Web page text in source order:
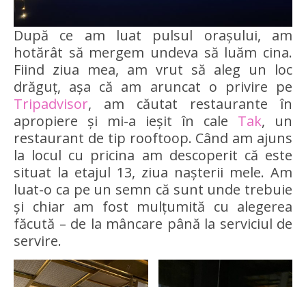
După ce am luat pulsul orașului, am
hotărât să mergem undeva să luăm cina.
Fiind ziua mea, am vrut să aleg un loc
drăguț, așa că am aruncat o privire pe
Tripadvisor, am căutat restaurante în
apropiere și mi-a ieșit în cale Tak, un
restaurant de tip rooftoop. Când am ajuns
la locul cu pricina am descoperit că este
situat la etajul 13, ziua nașterii mele. Am
luat-o ca pe un semn că sunt unde trebuie
și chiar am fost mulțumită cu alegerea
făcută – de la mâncare până la serviciul de
servire.